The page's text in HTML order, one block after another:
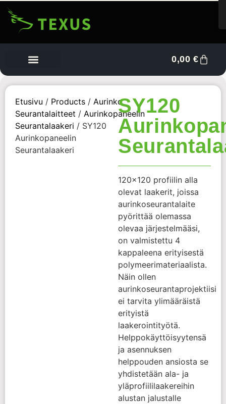
0,00€
Etusivu / Products / Aurinko
Seurantalaitteet / Aurinkopaneelin
Seurantalaakeri / SY120
Aurinkopaneelin
Seurantalaakeri
SY120
120×120 profiilin alla
olevat laakerit, joissa
aurinkoseurantalaite
pyörittää olemassa
olevaa järjestelmääsi,
on valmistettu 4
kappaleena erityisestä
polymeerimateriaalista.
Näin ollen
aurinkoseurantaprojektiisi
ei tarvita ylimääräistä
erityistä
laakerointityötä.
Helppokäyttöisyytensä
ja asennuksen
helppouden ansiosta se
yhdistetään ala- ja
yläprofiililaakereihin
alustan jalustalle